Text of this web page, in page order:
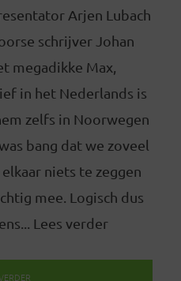
Arjen Lubach
schrijver Johan
megadikke Max,
in het Nederlands is
zelfs in Noorwegen
bang dat we zoveel
niets te zeggen
mee. Logisch dus
Lees verder